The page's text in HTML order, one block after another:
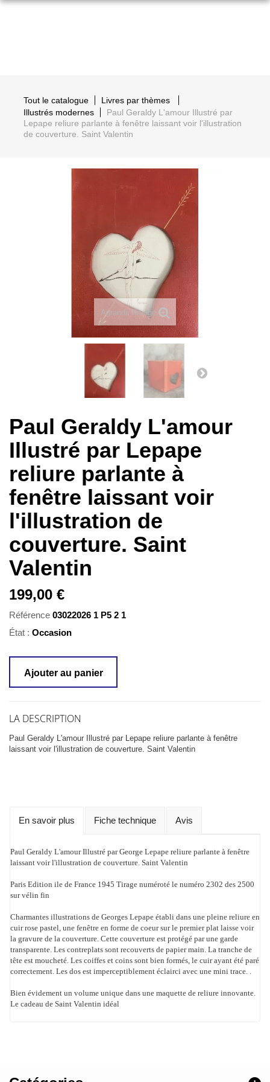
Tout le catalogue
Livres par thèmes
Illustrés modernes
Paul Geraldy L'amour Illustré par
Lepape reliure parlante à fenêtre laissant voir l'illustration
de couverture. Saint Valentin
Agrandir l'image
Paul Geraldy L'amour
Illustré par Lepape
reliure parlante à
fenêtre laissant voir
l'illustration de
couverture. Saint
Valentin
199,00 €
Référence 03022026 1 P5 2 1
État : Occasion
Ajouter au panier
LA DESCRIPTION
Paul Geraldy L'amour Illustré par Lepape reliure parlante à fenêtre
laissant voir l'illustration de couverture. Saint Valentin
En savoir plus Fiche technique Avis
Paul Geraldy L'amour Illustré par George Lepape reliure parlante à fenêtre
laissant voir l'illustration de couverture. Saint Valentin
Paris Edition ile de France 1945 Tirage numéroté le numéro 2302 des 2500
sur vélin fin
Charmantes illustrations de Georges Lepape établi dans une pleine reliure en
cuir rose pastel, une fenêtre en forme de coeur sur le premier plat laisse voir
la gravure de la couverture. Cette couverture est protégé par une garde
transparente. Les contreplats sont recouverts de papier main. La tranche de
tête est moucheté. Les coiffes et coins sont bien formés, le cuir ayant été paré
correctement. Les dos est imperceptiblement éclairci avec une mini trace. .
Bien évidement un volume unique dans une maquette de reliure innovante.
Le cadeau de Saint Valentin idéal